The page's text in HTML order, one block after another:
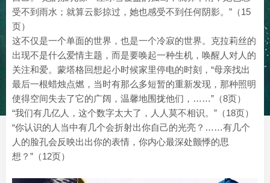
受不到雨水；就算云影掠过，她也感受不到任何阴影。”（15
页）
这不仅是一个单面的世界，也是一个冷寂的世界。克拉莉丝的
出现不是什么爱情主题，而是要唤起一种生机，唤醒人对人的
关注和爱。蒙塔格回想起小时候家里停电的时刻，“母亲找出
最后一根蜡烛点燃，当时有那么多短暂的重新发现，那种照明
使得空间失去了它的广阔，温馨地围拢他们，……”（8页）
“我们有几亿人，这个数字太大了，人人莫不相识。”（18页）
“你认识的人当中有几个会折射出你自己的光亮？……有几个
人的脸孔会反映出出你的表情，你内心最深处颤悸的思
想？”（12页）